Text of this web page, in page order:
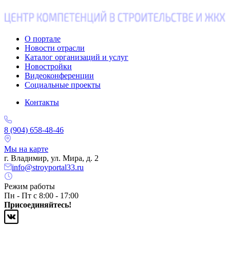
О портале
Новости отрасли
Каталог организаций и услуг
Новостройки
Видеоконференции
Социальные проекты
Контакты
8 (904) 658-48-46
Мы на карте
г. Владимир, ул. Мира, д. 2
info@stroyportal33.ru
Режим работы
Пн - Пт с 8:00 - 17:00
Присоединяйтесь!